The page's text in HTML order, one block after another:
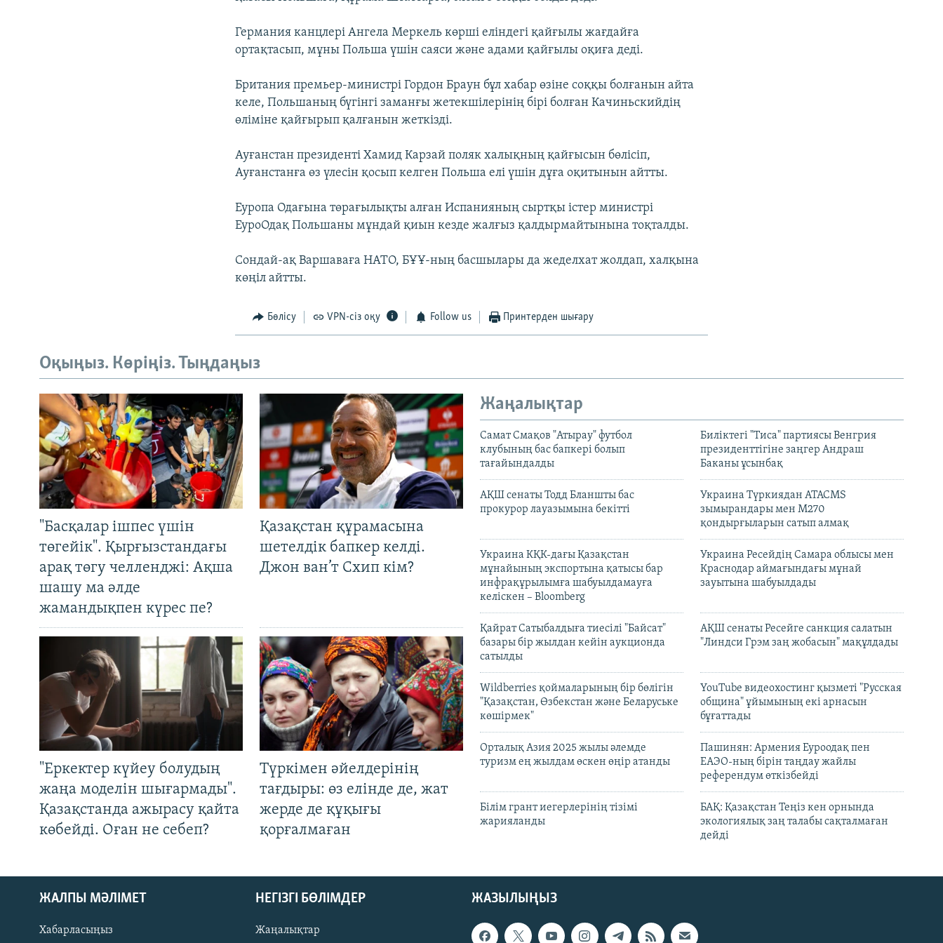
Германия канцлері Ангела Меркель көрші еліндегі қайғылы жағдайға
ортақтасып, мұны Польша үшін саяси және адами қайғылы оқиға деді.
Британия премьер-министрі Гордон Браун бұл хабар өзіне соққы болғанын айта
келе, Польшаның бүгінгі заманғы жетекшілерінің бірі болған Качиньскийдің
өліміне қайғырып қалғанын жеткізді.
Ауғанстан президенті Хамид Карзай поляк халықның қайғысын бөлісіп,
Ауғанстанға өз үлесін қосып келген Польша елі үшін дұға оқитынын айтты.
Еуропа Одағына төрағылықты алған Испанияның сыртқы істер министрі
ЕуроОдақ Польшаны мұндай қиын кезде жалғыз қалдырмайтынына тоқталды.
Сондай-ақ Варшаваға НАТО, БҰҰ-ның басшылары да жеделхат жолдап, халқына
көңіл айтты.
Бөлісу VPN-сіз оқу Follow us Принтерден шығару
Оқыңыз. Көріңіз. Тыңдаңыз
"Басқалар ішпес үшін
төгейік". Қырғызстандағы
арақ төгу челленджі: Ақша
шашу ма әлде
жамандықпен күрес пе?
Қазақстан құрамасына
шетелдік бапкер келді.
Джон ван’т Схип кім?
"Еркектер күйеу болудың
жаңа моделін шығармады".
Қазақстанда ажырасу қайта
көбейді. Оған не себеп?
Түркімен әйелдерінің
тағдыры: өз елінде де, жат
жерде де құқығы
қорғалмаған
Жаңалықтар
Самат Смақов "Атырау" футбол
клубының бас бапкері болып
тағайындалды
Биліктегі "Тиса" партиясы Венгрия
президенттігіне заңгер Андраш
Баканы ұсынбақ
АҚШ сенаты Тодд Бланшты бас
прокурор лауазымына бекітті
Украина Түркиядан ATACMS
зымырандары мен M270
қондырғыларын сатып алмақ
Украина КҚК-дағы Қазақстан
мұнайының экспортына қатысы бар
инфрақұрылымға шабуылдамауға
келіскен – Bloomberg
Украина Ресейдің Самара облысы мен
Краснодар аймағындағы мұнай
зауытына шабуылдады
Қайрат Сатыбалдыға тиесілі "Байсат"
базары бір жылдан кейін аукционда
сатылды
АҚШ сенаты Ресейге санкция салатын
"Линдси Грэм заң жобасын" мақұлдады
Wildberries қоймаларының бір бөлігін
"Қазақстан, Өзбекстан және Беларуське
көшірмек"
YouTube видеохостинг қызметі "Русская
община" ұйымының екі арнасын
бұғаттады
Орталық Азия 2025 жылы әлемде
туризм ең жылдам өскен өңір атанды
Пашинян: Армения Еуроодақ пен
ЕАЭО-ның бірін таңдау жайлы
референдум өткізбейді
Білім грант иегерлерінің тізімі
жарияланды
БАҚ: Қазақстан Теңіз кен орнында
экологиялық заң талабы сақталмаған
дейді
ЖАЗЫЛЫҢЫЗ
ЖАЛПЫ МӘЛІМЕТ
Хабарласыңыз
НЕГІЗГІ БӨЛІМДЕР
Жаңалықтар